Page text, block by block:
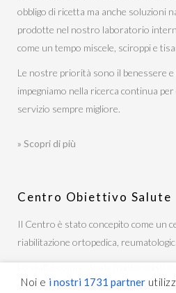
obbligo di ricetta ma anche soluzioni
prodotte nel nostro laboratorio
come un tempo miscele, sciroppi e
Le nostre priorità sono il benessere e
impegniamo nella ricerca continua
servizio sempre migliore.
» Scopri di più
Centro Obiettivo Salute
Il Centro è stato concepito come un
riabilitazione ortopedica,
ed esperienza, in grado di offrire al
Noi e i nostri 1731 partner